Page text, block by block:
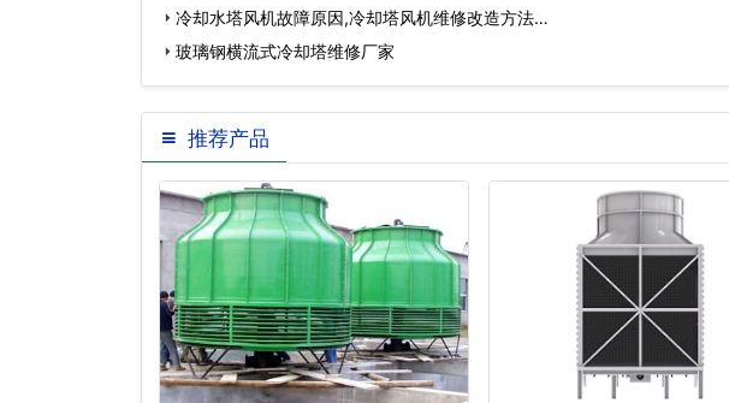
冷却水塔风机故障原因,冷却塔风机维修改造方法…
玻璃钢横流式冷却塔维修厂家
推荐产品